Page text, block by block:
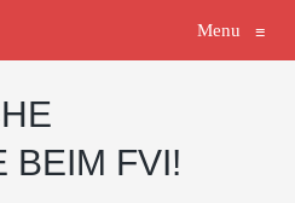
Menu ≡
BEIM FVI!